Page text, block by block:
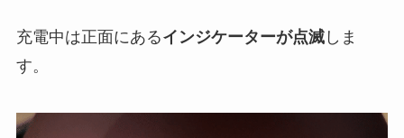
充電中は正面にあるインジケーターが点滅しま
す。